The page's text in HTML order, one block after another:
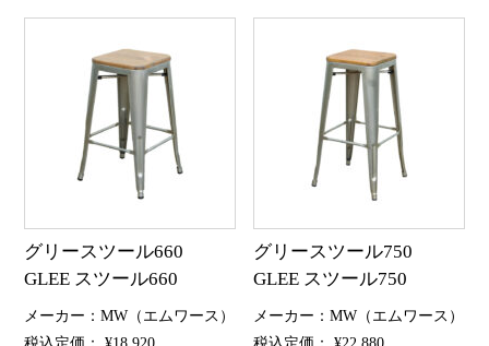
グリースツール660
GLEE スツール660
メーカー：MW（エムワース）
グリースツール750
GLEE スツール750
メーカー：MW（エムワース）